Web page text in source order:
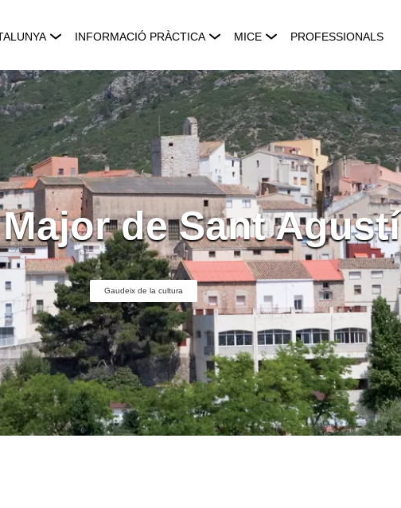
INFORMACIÓ PRÀCTICA MICE PROFESSIONALS
de Sant Agustí
Gaudeix de la cultura